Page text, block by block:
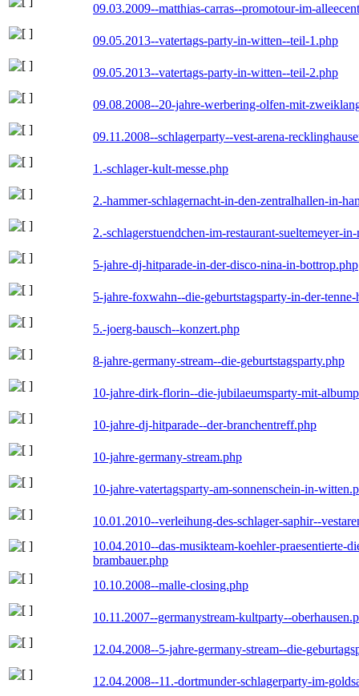
09.03.2009--matthias-carras--promotour-im-
09.05.2013--vatertags-party-in-witten--teil-1.php
09.05.2013--vatertags-party-in-witten--teil-2.php
09.08.2008--20-jahre-werbering-olfen-mit-
09.11.2008--schlagerparty--vest-arena-
1.-schlager-kult-messe.php
2.-hammer-schlagernacht-in-den-zentralhallen-in-
2.-schlagerstuendchen-im-restaurant-sueltemeyer-
5-jahre-dj-hitparade-in-der-disco-nina-in-bottrop.php
5-jahre-foxwahn--die-geburtstagsparty-in-der-tenne-
5.-joerg-bausch--konzert.php
8-jahre-germany-stream--die-geburtstagsparty.php
10-jahre-dirk-florin--die-jubilaeumsparty-mit-
10-jahre-dj-hitparade--der-branchentreff.php
10-jahre-germany-stream.php
10-jahre-vatertagsparty-am-sonnenschein-in-
10.01.2010--verleihung-des-schlager-saphir--
10.04.2010--das-musikteam-koehler-praesentierte-
brambauer.php
10.10.2008--malle-closing.php
10.11.2007--germanystream-kultparty--
12.04.2008--5-jahre-germany-stream--die-
12.04.2008--11.-dortmunder-schlagerparty-im-